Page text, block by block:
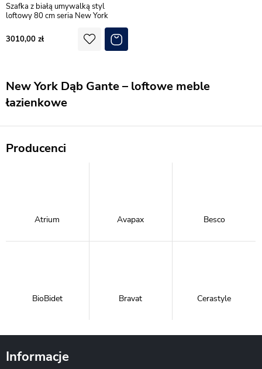
New York Dąb Gante – loftowe meble
łazienkowe
Szafka z białą umywalką styl
loftowy 80 cm seria New York
3010,00
Producenci
Atrium Avapax Besco
BioBidet Bravat Cerastyle
Informacje